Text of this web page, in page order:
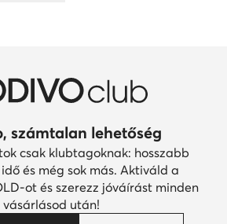
számtalan lehetőség
csak klubtagoknak: hosszabb
és még sok más. Aktiváld a
ot és szerezz jóváírást minden
vásárlásod után!